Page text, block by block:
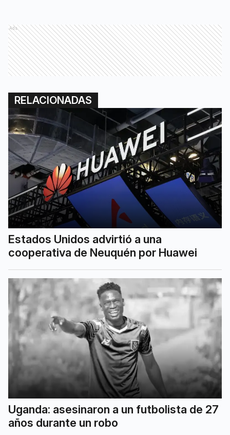
Ads
RELACIONADAS
Estados Unidos advirtió a una
cooperativa de Neuquén por Huawei
Uganda: asesinaron a un futbolista de 27
años durante un robo